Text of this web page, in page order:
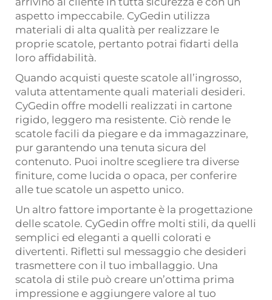
aspetto impeccabile. CyGedin utilizza
materiali di alta qualità per realizzare le
proprie scatole, pertanto potrai fidarti della
loro affidabilità.
Quando acquisti queste scatole all’ingrosso,
valuta attentamente quali materiali desideri.
CyGedin offre modelli realizzati in cartone
rigido, leggero ma resistente. Ciò rende le
scatole facili da piegare e da immagazzinare,
pur garantendo una tenuta sicura del
contenuto. Puoi inoltre scegliere tra diverse
finiture, come lucida o opaca, per conferire
alle tue scatole un aspetto unico.
Un altro fattore importante è la progettazione
delle scatole. CyGedin offre molti stili, da quelli
semplici ed eleganti a quelli colorati e
divertenti. Rifletti sul messaggio che desideri
trasmettere con il tuo imballaggio. Una
scatola di stile può creare un’ottima prima
impressione e aggiungere valore al tuo